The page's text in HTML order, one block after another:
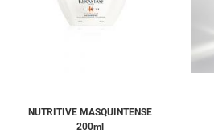
NUTRITIVE MASQUINTENSE
200ml